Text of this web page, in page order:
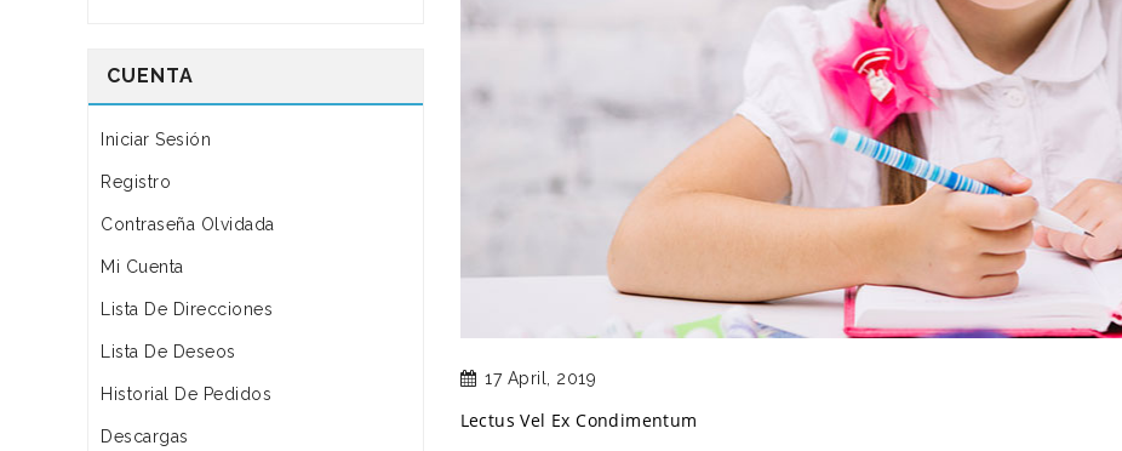
CUENTA
Iniciar Sesión
Registro
Contraseña Olvidada
Mi Cuenta
Lista De Direcciones
Lista De Deseos
Historial De Pedidos
Descargas
17 April, 2019
Lectus Vel Ex Condimentum